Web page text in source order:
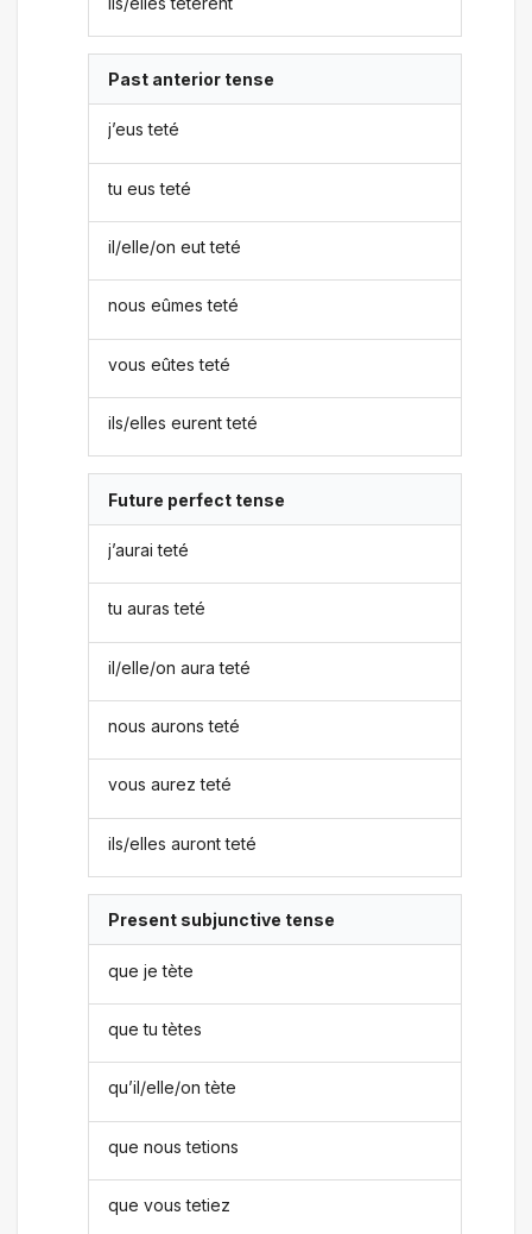
Past anterior tense
j’eus teté
tu eus teté
il/elle/on eut teté
nous eûmes teté
vous eûtes teté
ils/elles eurent teté
Future perfect tense
j’aurai teté
tu auras teté
il/elle/on aura teté
nous aurons teté
vous aurez teté
ils/elles auront teté
Present subjunctive tense
que je tète
que tu tètes
qu’il/elle/on tète
que nous tetions
que vous tetiez